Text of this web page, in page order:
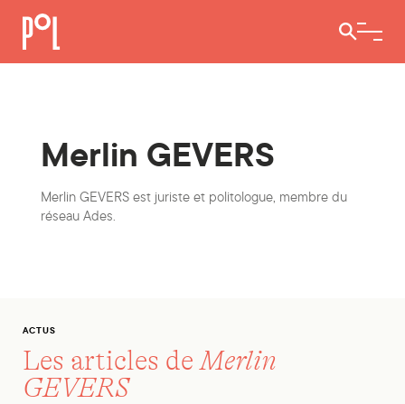
Ouvrir /
Merlin GEVERS
Merlin GEVERS est juriste et politologue, membre du
réseauAdes.
ACTUS
Les articles deMerlin
GEVERS